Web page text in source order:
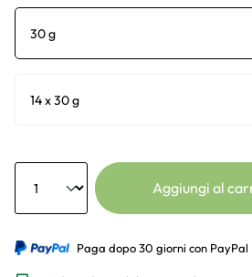
30 g
14 x 30 g
Anzahl
Aggiungi al
Paga dopo 30 giorni con PayPal